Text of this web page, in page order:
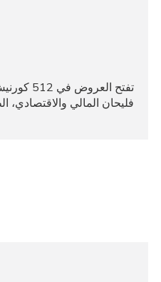
تفتح
فليحان المالي والاقتصادي،